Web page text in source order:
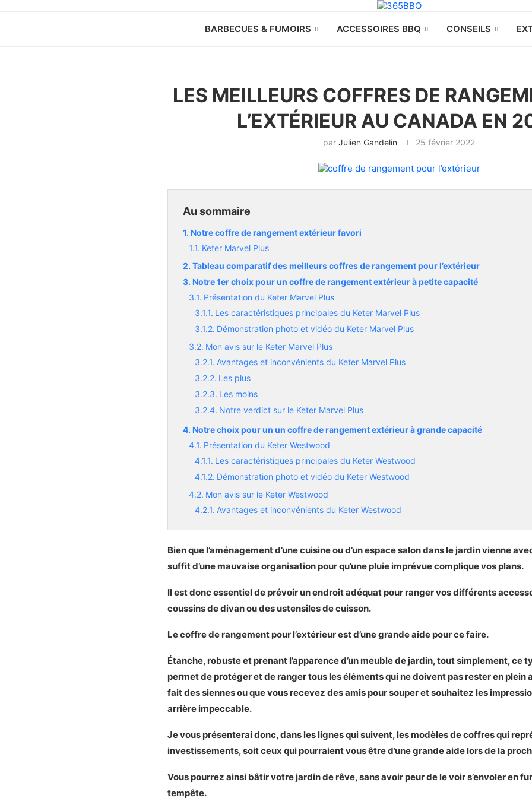
BARBECUES & FUMOIRS ACCESSOIRES BBQ CONSEILS
LES MEILLEURS COFFRES DE
L’EXTÉRIEUR AU CANADA EN
par Julien Gandelin 25 février 2022
Au sommaire
Notre coffre de rangement extérieur favori
Keter Marvel Plus
Tableau comparatif des meilleurs coffres de rangement pour l’extérieur
Notre 1er choix pour un coffre de rangement extérieur à petite capacité
Présentation du Keter Marvel Plus
Les caractéristiques principales du Keter Marvel Plus
Démonstration photo et vidéo du Keter Marvel Plus
Mon avis sur le Keter Marvel Plus
Avantages et inconvénients du Keter Marvel Plus
Les plus
Les moins
Notre verdict sur le Keter Marvel Plus
Notre choix pour un un coffre de rangement extérieur à grande capacité
Présentation du Keter Westwood
Les caractéristiques principales du Keter Westwood
Démonstration photo et vidéo du Keter Westwood
Mon avis sur le Keter Westwood
Avantages et inconvénients du Keter Westwood
Notre verdict sur le Keter Westwood
Présentation du Mini coffre Rubbermaid Roughneck
Les caractéristiques principales du Mini coffre Rubbermaid Roughneck
Mon avis sur le Mini coffre Rubbermaid Roughneck
Avantages et inconvénients du Mini coffre Rubbermaid Roughneck
Les plus
Les moins
Notre verdict sur le Mini coffre Rubbermaid Roughneck
Présentation du Suncast DBW7300
Les caractéristiques principales du Suncast DBW7300
Démonstration photo du Suncast DBW7300
Bien que l’aménagement d’une cuisine ou d’un espace salon dans le jardin vienne
suffit d’une mauvaise organisation pour qu’une pluie imprévue complique vos plans.
Il est donc essentiel de prévoir un endroit adéquat pour ranger vos différents
coussins de divan ou des ustensiles de cuisson.
Le coffre de rangement pour l’extérieur est d’une grande aide pour ce faire.
Étanche, robuste et prenant l’apparence d’un meuble de jardin, tout simplement, ce
permet de protéger et de ranger tous les éléments qui ne doivent pas rester en plein
fait des siennes ou que vous recevez des amis pour souper et souhaitez les
arrière impeccable.
Je vous présenterai donc, dans les lignes qui suivent, les modèles de coffres qui
investissements, soit ceux qui pourraient vous être d’une grande aide lors de la
Vous pourrez ainsi bâtir votre jardin de rêve, sans avoir peur de le voir s’envoler en
tempête.